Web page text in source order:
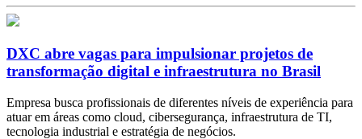
DXC abre vagas para impulsionar projetos de
transformação digital e infraestrutura no Brasil
Empresa busca profissionais de diferentes níveis de experiência para
atuar em áreas como cloud, cibersegurança, infraestrutura de TI,
tecnologia industrial e estratégia de negócios.